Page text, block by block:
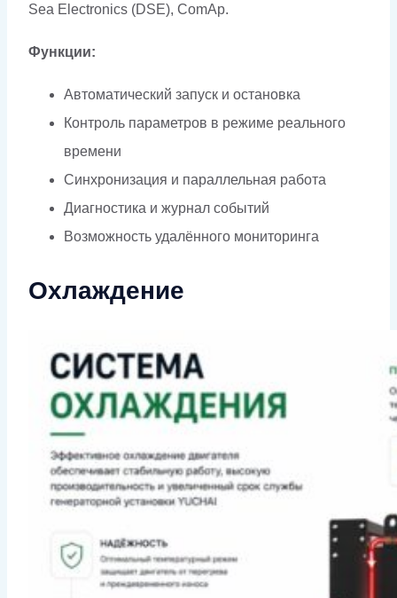
Sea Electronics (DSE), ComAp.
Функции:
Автоматический запуск и остановка
Контроль параметров в режиме реального
времени
Синхронизация и параллельная работа
Диагностика и журнал событий
Возможность удалённого мониторинга
Охлаждение